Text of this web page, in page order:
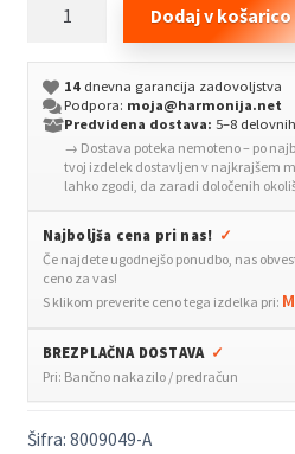
Star
les
80
Inženirski
les
količina
Dodaj v košarico
14dnevna garancija zadovoljstva
Podpora: moja@harmonija.net
Predvidena dostava: 5–8
→ Dostava poteka nemoteno – po
tvoj izdelek dostavljen v najkrajšem
lahko zgodi, da zaradi določenih
Najboljša cena pri nas! ✓
Če najdete ugodnejšo ponudbo, nas
ceno za vas!
S klikom preverite ceno tega izdelka pri:
BREZPLAČNA DOSTAVA ✓
Pri: Bančno nakazilo / predračun
Šifra: 8009049-A